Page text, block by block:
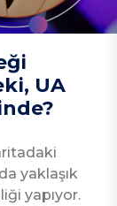
UA
yaklaşık
yapıyor.